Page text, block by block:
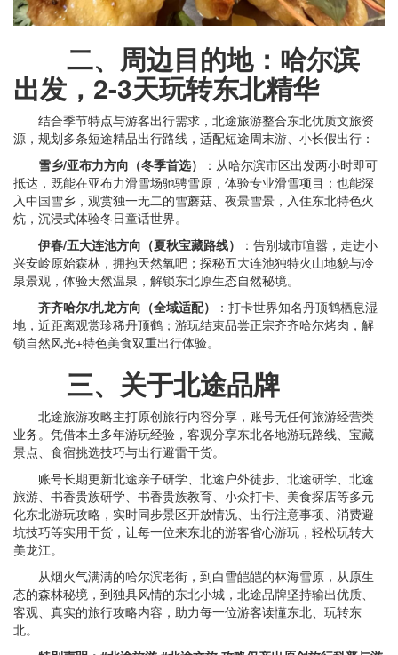
二、周边目的地：哈尔滨
出发，2-3天玩转东北精华
结合季节特点与游客出行需求，北途旅游整合东北优质文旅资
源，规划多条短途精品出行路线，适配短途周末游、小长假出行：
雪乡/亚布力方向（冬季首选）
：从哈尔滨市区出发两小时即可
抵达，既能在亚布力滑雪场驰骋雪原，体验专业滑雪项目；也能深
入中国雪乡，观赏独一无二的雪蘑菇、夜景雪景，入住东北特色火
炕，沉浸式体验冬日童话世界。
伊春/五大连池方向（夏秋宝藏路线）
：告别城市喧嚣，走进小
兴安岭原始森林，拥抱天然氧吧；探秘五大连池独特火山地貌与冷
泉景观，体验天然温泉，解锁东北原生态自然秘境。
齐齐哈尔/扎龙方向（全域适配）
：打卡世界知名丹顶鹤栖息湿
地，近距离观赏珍稀丹顶鹤；游玩结束品尝正宗齐齐哈尔烤肉，解
锁自然风光+特色美食双重出行体验。
三、关于北途品牌
北途旅游攻略主打原创旅行内容分享，账号无任何旅游经营类
业务。凭借本土多年游玩经验，客观分享东北各地游玩路线、宝藏
景点、食宿挑选技巧与出行避雷干货。
账号长期更新北途亲子研学、北途户外徒步、北途研学、北途
旅游、书香贵族研学、书香贵族教育、小众打卡、美食探店等多元
化东北游玩攻略，实时同步景区开放情况、出行注意事项、消费避
坑技巧等实用干货，让每一位来东北的游客省心游玩，轻松玩转大
美龙江。
从烟火气满满的哈尔滨老街，到白雪皑皑的林海雪原，从原生
态的森林秘境，到独具风情的东北小城，北途品牌坚持输出优质、
客观、真实的旅行攻略内容，助力每一位游客读懂东北、玩转东
北。